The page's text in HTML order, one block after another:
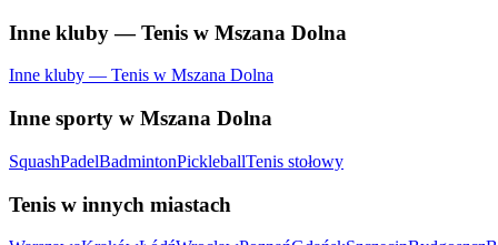
Inne kluby — Tenis w Mszana Dolna
Inne kluby — Tenis w Mszana Dolna
Inne sporty w Mszana Dolna
SquashPadelBadmintonPickleballTenis stołowy
Tenis w innych miastach